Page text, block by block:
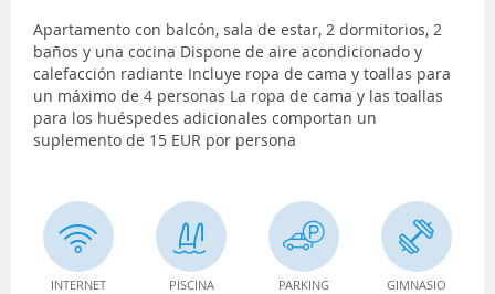
Apartamento con balcón, sala de estar, 2 dormitorios, 2
baños y una cocina Dispone de aire acondicionado y
calefacción radiante Incluye ropa de cama y toallas para
un máximo de 4 personas La ropa de cama y las toallas
para los huéspedes adicionales comportan un
suplemento de 15 EUR por persona
INTERNET PISCINA PARKING GIMNASIO